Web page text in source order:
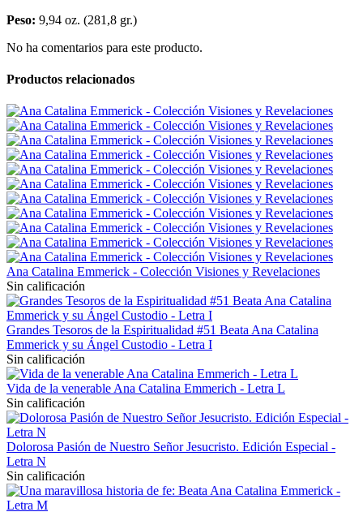
Peso: 9,94 oz. (281,8 gr.)
No ha comentarios para este producto.
Productos relacionados
Ana Catalina Emmerick - Colección Visiones y Revelaciones
Sin calificación
Grandes Tesoros de la Espiritualidad #51 Beata Ana Catalina
Emmerick y su Ángel Custodio - Letra I
Sin calificación
Vida de la venerable Ana Catalina Emmerich - Letra L
Sin calificación
Dolorosa Pasión de Nuestro Señor Jesucristo. Edición Especial -
Letra N
Sin calificación